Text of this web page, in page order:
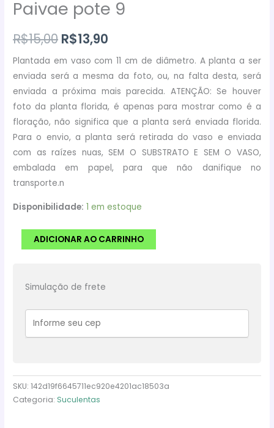
Paivae pote 9
R$15,00 O
preço
original
era:
R$15,00.
R$13,90
preço
atual
é:
R$13,90.
Plantada em vaso com 11 cm de diâmetro. A planta a ser
enviada será a mesma da foto, ou, na falta desta, será
enviada a próxima mais parecida. ATENÇÃO: Se houver
foto da planta florida, é apenas para mostrar como é a
floração, não significa que a planta será enviada florida.
Para o envio, a planta será retirada do vaso e enviada
com as raízes nuas, SEM O SUBSTRATO E SEM O VASO,
embalada em papel, para que não danifique no
transporte.n
Disponibilidade: 1 em estoque
Suculenta
Aeonium
Paivae
quantidade
ADICIONAR AO CARRINHO
Simulação de frete
SKU:142d19f6645711ec920e4201ac18503a
Categoria: Suculentas